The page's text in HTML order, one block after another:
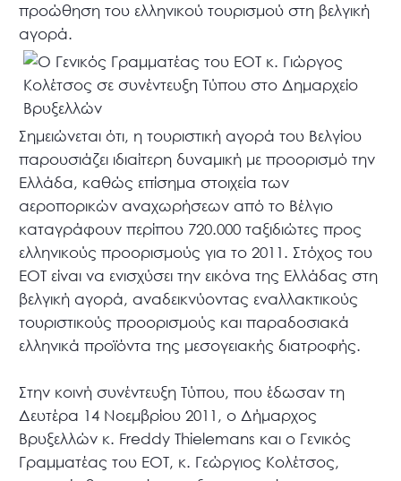
προώθηση του ελληνικού τουρισμού στη βελγική
αγορά.
Σημειώνεται ότι, η τουριστική αγορά του Βελγίου
παρουσιάζει ιδιαίτερη δυναμική με προορισμό την
Ελλάδα, καθώς επίσημα στοιχεία των
αεροπορικών αναχωρήσεων από το Βέλγιο
καταγράφουν περίπου 720.000 ταξιδιώτες προς
ελληνικούς προορισμούς για το 2011. Στόχος του
ΕΟΤ είναι να ενισχύσει την εικόνα της Ελλάδας στη
βελγική αγορά, αναδεικνύοντας εναλλακτικούς
τουριστικούς προορισμούς και παραδοσιακά
ελληνικά προϊόντα της μεσογειακής διατροφής.
Στην κοινή συνέντευξη Τύπου, που έδωσαν τη
Δευτέρα 14 Νοεμβρίου 2011, ο Δήμαρχος
Βρυξελλών κ. Freddy Thielemans και ο Γενικός
Γραμματέας του ΕΟΤ, κ. Γεώργιος Κολέτσος,